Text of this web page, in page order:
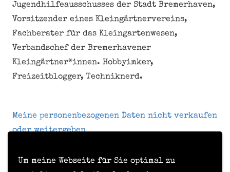
Um meine Webseite für Sie optimal zu
Jugendhilfeausschusses der Stadt Bremerhaven,
Vorsitzender eines Kleingärtnervereins,
Fachberater für das Kleingartenwesen,
Verbandschef der Bremerhavener
Kleingärtner*innen. Hobbyimker,
Freizeitblogger, Techniknerd.
Meine personenbezogenen Daten nicht verkaufen
oder weitergeben